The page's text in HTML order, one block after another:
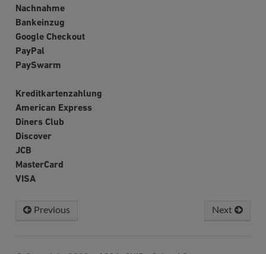
Nachnahme
Bankeinzug
Google Checkout
PayPal
PaySwarm
Kreditkartenzahlung
American Express
Diners Club
Discover
JCB
MasterCard
VISA
Previous Next